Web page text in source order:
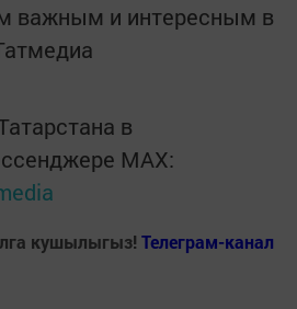
важным и интересным в
в
MАХ:
кушылыгыз! Телеграм-канал